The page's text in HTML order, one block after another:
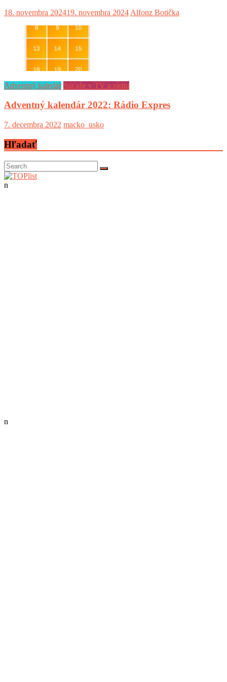
18. novembra 202419. novembra 2024 Alfonz Botička
Adventný kaledár Súťaže v TV a rádiu
Adventný kalendár 2022: Rádio Expres
7. decembra 2022 macko_usko
Hľadať
n
n